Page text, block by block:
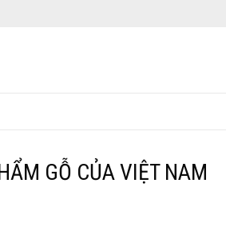
GỖ CỦA VIỆT NAM